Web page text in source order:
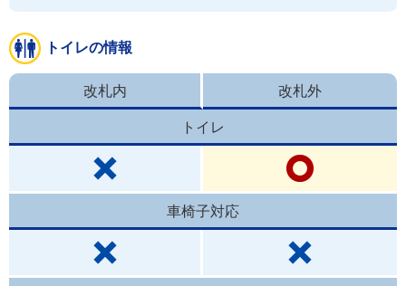
トイレの情報
改札内 改札外
トイレ
車椅子対応